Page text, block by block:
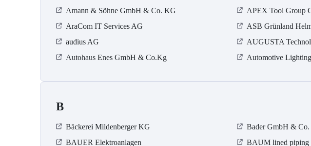
Amann & Söhne GmbH & Co. KG
APEX Tool Group
AraCom IT Services AG
ASB Grün­land
audius AG
AUGUSTA
Autohaus Enes GmbH & Co.Kg
Automotive
B
Bäckerei Mildenberger KG Bader GmbH &
BAUER Elektroanlagen
BAUM lined piping